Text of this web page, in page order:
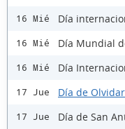
16 Mié Día
16 Mié Día Mundial
16 Mié Día
17 Jue Día de
17 Jue Día de San